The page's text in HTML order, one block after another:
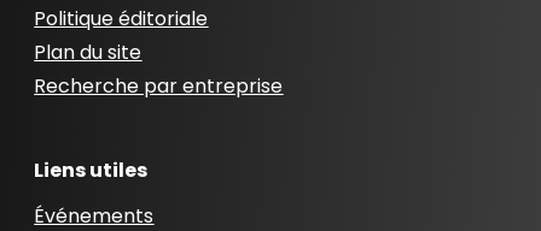
Politique éditoriale
Plan du site
Recherche par entreprise
Liens utiles
Événements